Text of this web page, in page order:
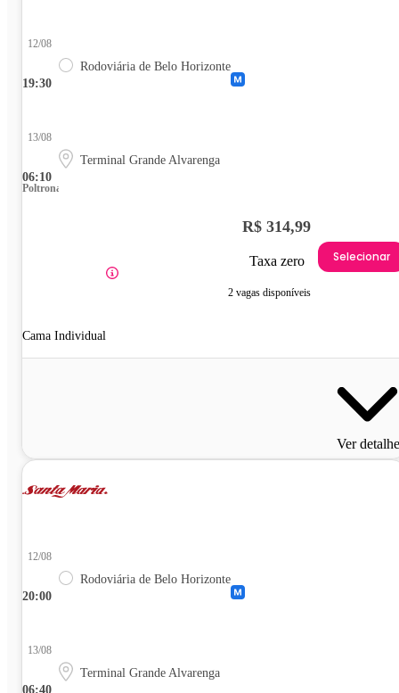
19:30
12/08
Rodoviária de Belo Horizonte
06:10
13/08
Terminal Grande Alvarenga
Poltrona
Cama Individual
R$ 314,99
Taxa zero
2 vagas disponíveis
Selecionar
Ver
20:00
12/08
Rodoviária de Belo Horizonte
06:40
13/08
Terminal Grande Alvarenga